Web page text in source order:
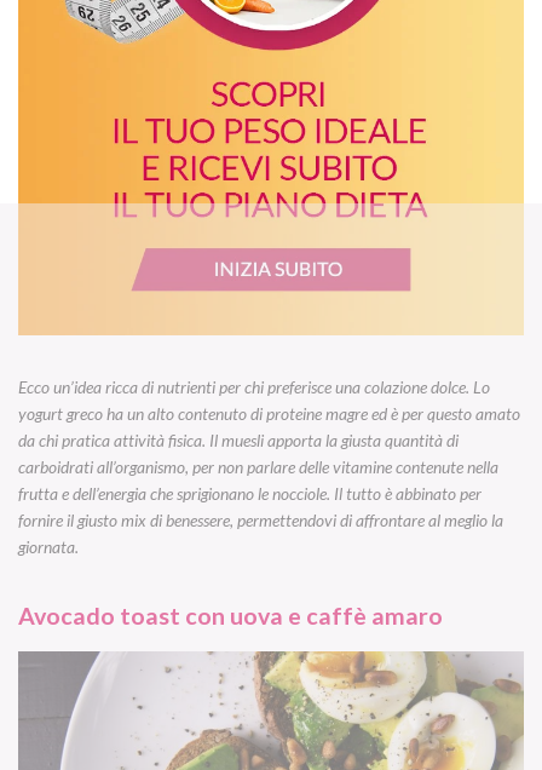
Ecco un’idea ricca di nutrienti per chi preferisce una colazione dolce. Lo
yogurt greco ha un alto contenuto di proteine magre ed è per questo amato
da chi pratica attività fisica. Il muesli apporta la giusta quantità di
carboidrati all’organismo, per non parlare delle vitamine contenute nella
frutta e dell’energia che sprigionano le nocciole. Il tutto è abbinato per
fornire il giusto mix di benessere, permettendovi di affrontare al meglio la
giornata.
Avocado toast con uova e caffè amaro